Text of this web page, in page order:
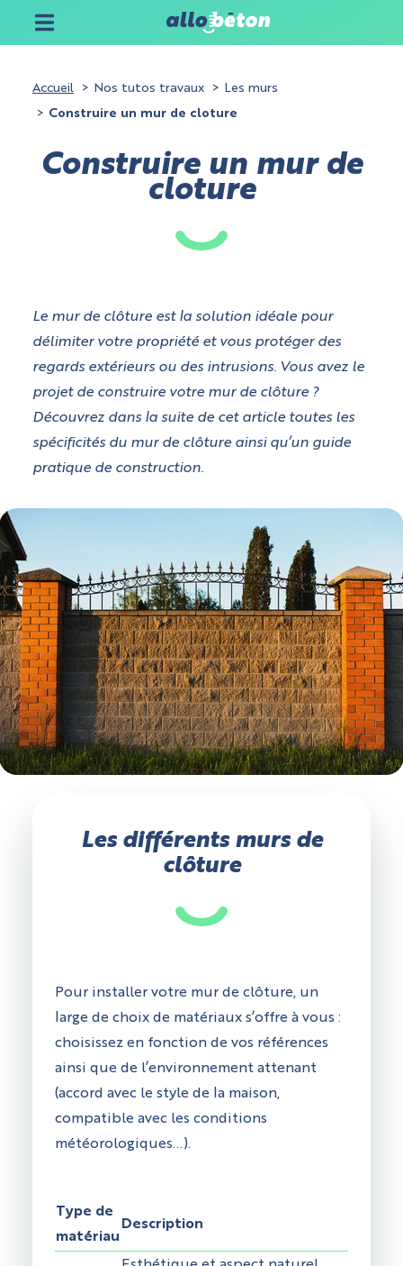
Accueil Nos tutos travaux
Les murs
Construire un mur de cloture
Construire un mur de
cloture
Le mur de clôture est la solution idéale pour
délimiter votre propriété et vous protéger des
regards extérieurs ou des intrusions. Vous avez le
projet de construire votre mur de clôture ?
Découvrez dans la suite de cet article toutes les
spécificités du mur de clôture ainsi qu’un guide
pratique de construction.
Les différents murs de
clôture
Pour installer votre mur de clôture, un
large de choix de matériaux s’offre à vous :
choisissez en fonction de vos références
ainsi que de l’environnement attenant
(accord avec le style de la maison,
compatible avec les conditions
météorologiques...).
Type de
matériau
Description